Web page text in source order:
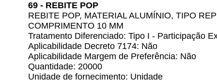
69 - REBITE POP
REBITE POP, MATERIAL ALUMÍNIO, TIPO
COMPRIMENTO 10 MM
Tratamento Diferenciado: Tipo I - Participação
Aplicabilidade Decreto 7174: Não
Aplicabilidade Margem de Preferência: Não
Quantidade: 20000
Unidade de fornecimento: Unidade